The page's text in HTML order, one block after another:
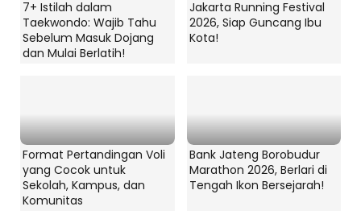
7+ Istilah dalam
Taekwondo: Wajib Tahu
Sebelum Masuk Dojang
dan Mulai Berlatih!
Jakarta Running Festival
2026, Siap Guncang Ibu
Kota!
Format Pertandingan Voli
yang Cocok untuk
Sekolah, Kampus, dan
Komunitas
Bank Jateng Borobudur
Marathon 2026, Berlari di
Tengah Ikon Bersejarah!